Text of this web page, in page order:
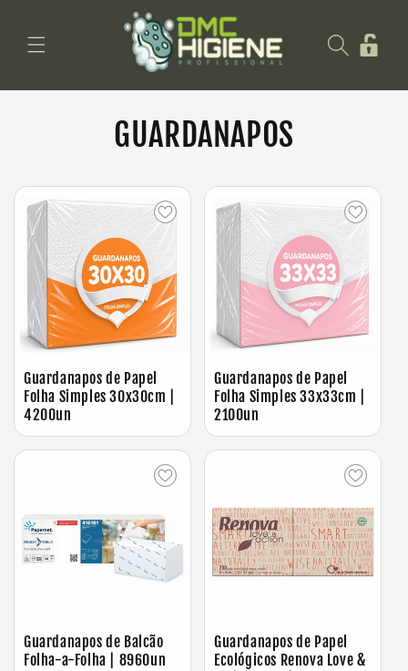
conteúdo
Iniciar
sessão
GUARDANAPOS
Guardanapos de Papel
Folha Simples 30x30cm |
4200un
Guardanapos de Papel
Folha Simples 33x33cm |
2100un
Guardanapos de Balcão
Folha-a-Folha | 8960un
Guardanapos de Papel
Ecológicos Renova Love &